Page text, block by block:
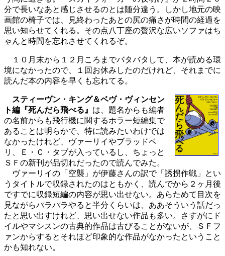
分で長いなあと感じさせるのとは随分違う。しかし地元の映
画館の椅子では、見終わったあとの尻の痛さが時間の経過を
思い知らせてくれる。その点八丁座の贅沢な広いソファはち
ゃんと時間を忘れさせてくれるぞ。
１０月末から１２月ころまでバタバタして、本が読める環
境になかったので、１回お休みしたのだけれど、それまでに
読んだ本の内容を早くも忘れてる。
スティーヴン・キング＆ベヴ・ヴィンセン
ト編『死んだら飛べる』 は、題名からも編者
の名前からも飛行機に関するホラー短編集で
あることは明らかで、特に読みたいわけでは
なかったけれど、ヴァーリイやブラッドベ
リ、Ｅ・Ｃ・タブが入っているし、ちょっと
ＳＦの新刊が品切れだったので読んでみた。
ヴァーリイの「空襲」が伊藤さんの訳で「誘拐作戦」とい
うタイトルで収録されたのはともかく、読んでから２ヶ月後
ですでに収録短編の内容が思い出せない。あらためて目次を
見ながらパラパラやると半分くらいは、ああそういう話だっ
たと思い出すけれど、思い出せない作品も多い。さすがにド
イルやマシスンの古典的作品は古びることがないが、ＳＦフ
ァンからするとそれほど印象的な作品がなかったということ
かも知れない。